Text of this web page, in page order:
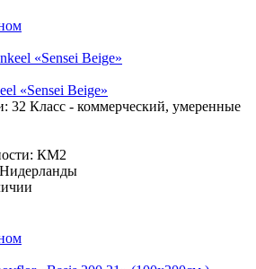
«Sensei Beige»
32 Класс - коммерческий, умеренные
КМ2
Нидерланды